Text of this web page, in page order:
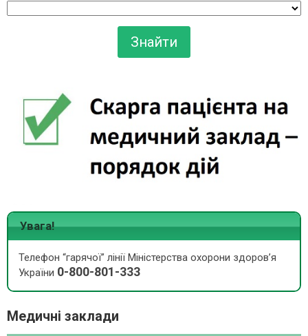
Увага!
Телефон “гарячої” лінії Міністерства охорони здоров’я
України 0-800-801-333
Медичні заклади